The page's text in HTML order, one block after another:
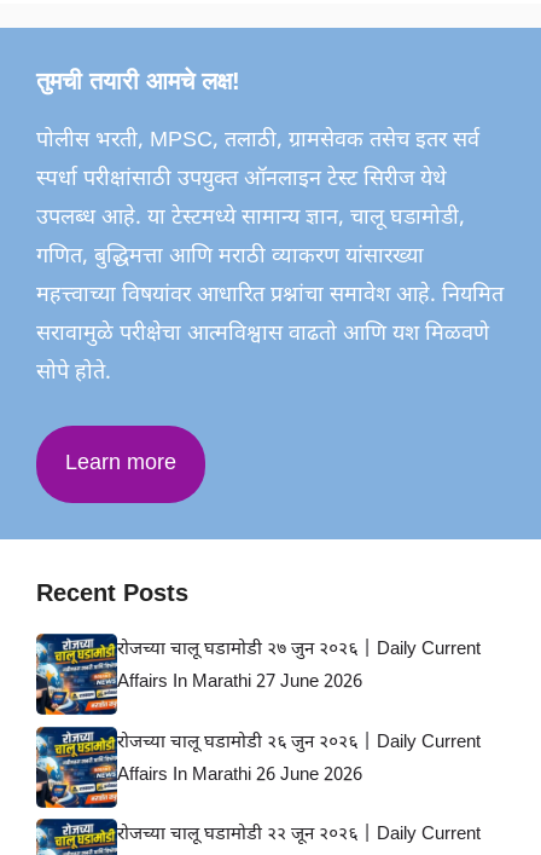
तुमची तयारी आमचे लक्ष!
पोलीस भरती, MPSC, तलाठी, ग्रामसेवक तसेच इतर सर्व
स्पर्धा परीक्षांसाठी उपयुक्त ऑनलाइन टेस्ट सिरीज येथे
उपलब्ध आहे. या टेस्टमध्ये सामान्य ज्ञान, चालू घडामोडी,
गणित, बुद्धिमत्ता आणि मराठी व्याकरण यांसारख्या
महत्त्वाच्या विषयांवर आधारित प्रश्नांचा समावेश आहे. नियमित
सरावामुळे परीक्षेचा आत्मविश्वास वाढतो आणि यश मिळवणे
सोपे होते.
Learn more
Recent Posts
रोजच्या चालू घडामोडी २७ जुन २०२६ | Daily Current
Affairs In Marathi 27 June 2026
रोजच्या चालू घडामोडी २६ जुन २०२६ | Daily Current
Affairs In Marathi 26 June 2026
रोजच्या चालू घडामोडी २२ जून २०२६ | Daily Current